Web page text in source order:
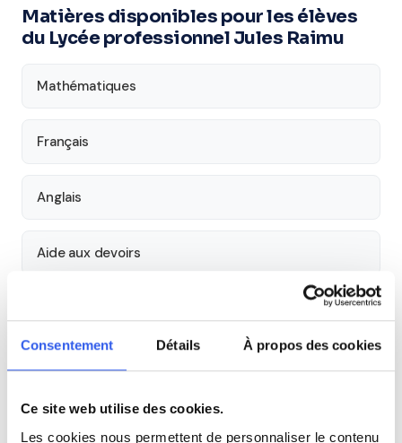
Consentement Détails À propos des cookies
Ce site web utilise des cookies.
Les cookies nous permettent de personnaliser le contenu
Matières disponibles pour les élèves
du Lycée professionnel Jules Raimu
Mathématiques
Français
Anglais
Aide aux devoirs